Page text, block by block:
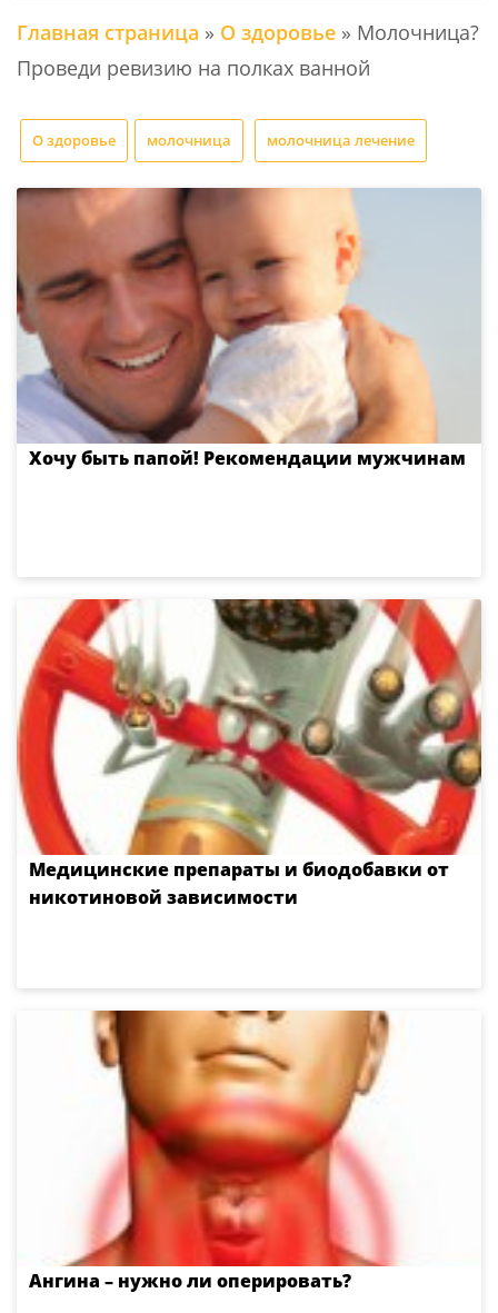
Главная страница » О здоровье » Молочница?
Проведи ревизию на полках ванной
О здоровье молочница молочница лечение
Хочу быть папой! Рекомендации мужчинам
Медицинские препараты и биодобавки от
никотиновой зависимости
Ангина – нужно ли оперировать?